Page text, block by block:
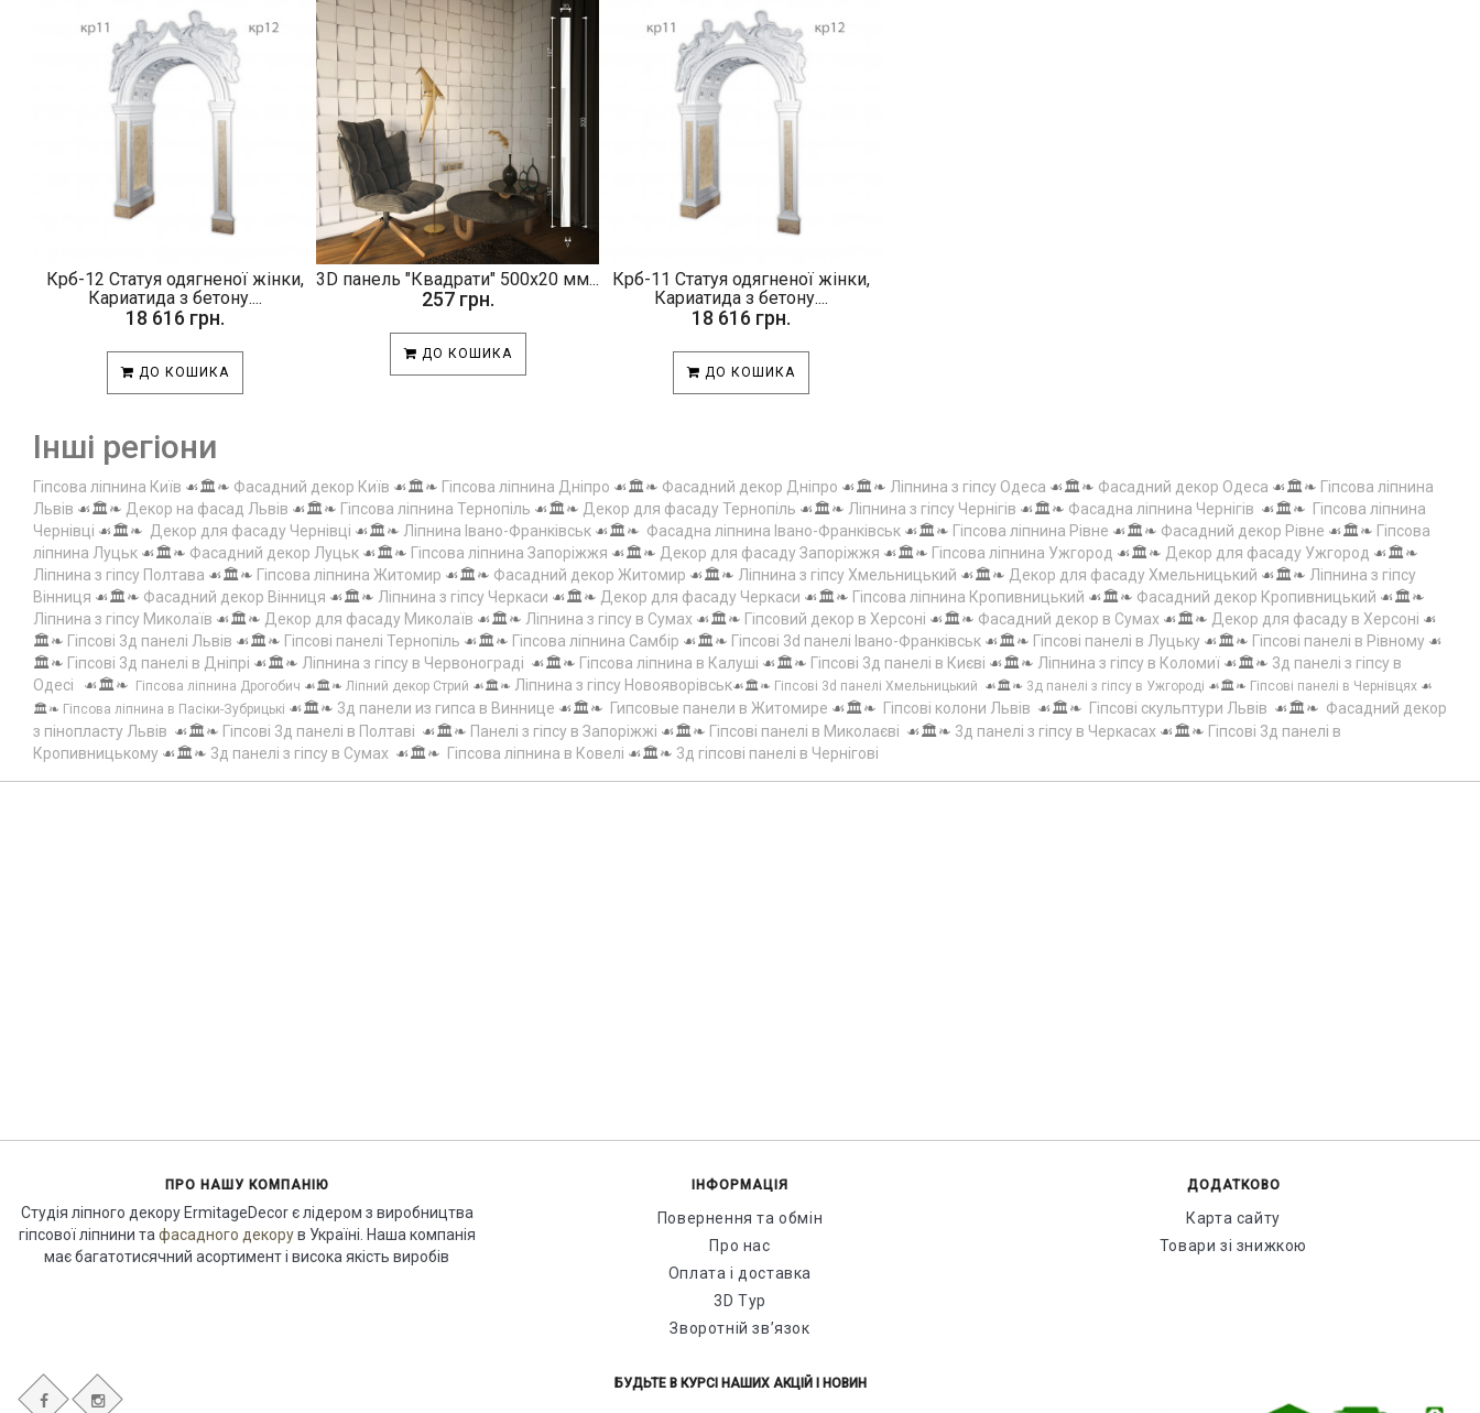
Крб-12 Статуя одягненої жінки,
Кариатида з бетону....
18 616 грн.
ДО КОШИКА
3D панель "Квадрати" 500х20 мм...
257 грн.
ДО КОШИКА
Крб-11 Статуя одягненої жінки,
Кариатида з бетону....
18 616 грн.
ДО КОШИКА
Інші регіони
Гіпсова ліпнина Київ ☙🏛️❧ Фасадний декор Київ ☙🏛️❧ Гіпсова ліпнина Дніпро ☙🏛️❧ Фасадний декор Дніпро ☙🏛️❧ Ліпнина з гіпсу Одеса ☙🏛️❧ Фасадний декор Одеса ☙🏛️❧ Гіпсова ліпнина
Львів ☙🏛️❧ Декор на фасад Львів ☙🏛️❧ Гіпсова ліпнина Тернопіль ☙🏛️❧ Декор для фасаду Тернопіль ☙🏛️❧ Ліпнина з гіпсу Чернігів ☙🏛️❧ Фасадна ліпнина Чернігів ☙🏛️❧ Гіпсова ліпнина
Чернівці ☙🏛️❧ Декор для фасаду Чернівці ☙🏛️❧ Ліпнина Івано-Франківськ ☙🏛️❧ Фасадна ліпнина Івано-Франківськ ☙🏛️❧ Гіпсова ліпнина Рівне ☙🏛️❧ Фасадний декор Рівне ☙🏛️❧ Гіпсова
ліпнина Луцьк ☙🏛️❧ Фасадний декор Луцьк ☙🏛️❧ Гіпсова ліпнина Запоріжжя ☙🏛️❧ Декор для фасаду Запоріжжя ☙🏛️❧ Гіпсова ліпнина Ужгород ☙🏛️❧ Декор для фасаду Ужгород ☙🏛️❧
Ліпнина з гіпсу Полтава ☙🏛️❧ Гіпсова ліпнина Житомир ☙🏛️❧ Фасадний декор Житомир ☙🏛️❧ Ліпнина з гіпсу Хмельницький ☙🏛️❧ Декор для фасаду Хмельницький ☙🏛️❧ Ліпнина з гіпсу
Вінниця ☙🏛️❧ Фасадний декор Вінниця ☙🏛️❧ Ліпнина з гіпсу Черкаси ☙🏛️❧ Декор для фасаду Черкаси ☙🏛️❧ Гіпсова ліпнина Кропивницький ☙🏛️❧ Фасадний декор Кропивницький ☙🏛️❧
Ліпнина з гіпсу Миколаїв ☙🏛️❧ Декор для фасаду Миколаїв ☙🏛️❧ Ліпнина з гіпсу в Сумах ☙🏛️❧ Гіпсовий декор в Херсоні ☙🏛️❧ Фасадний декор в Сумах ☙🏛️❧ Декор для фасаду в Херсоні ☙
🏛️❧ Гіпсові 3д панелі Львів ☙🏛️❧ Гіпсові панелі Тернопіль ☙🏛️❧ Гіпсова ліпнина Самбір ☙🏛️❧ Гіпсові 3d панелі Івано-Франківськ ☙🏛️❧ Гіпсові панелі в Луцьку ☙🏛️❧ Гіпсові панелі в Рівному ☙
🏛️❧ Гіпсові 3д панелі в Дніпрі ☙🏛️❧ Ліпнина з гіпсу в Червонограді ☙🏛️❧ Гіпсова ліпнина в Калуші ☙🏛️❧ Гіпсові 3д панелі в Києві ☙🏛️❧ Ліпнина з гіпсу в Коломиї ☙🏛️❧ 3д панелі з гіпсу в
Одесі ☙🏛️❧ Гіпсова ліпнина Дрогобич ☙🏛️❧ Ліпний декор Стрий ☙🏛️❧ Ліпнина з гіпсу Новояворівськ☙🏛️❧ Гіпсові 3d панелі Хмельницький ☙🏛️❧ 3д панелі з гіпсу в Ужгороді ☙🏛️❧ Гіпсові панелі в Чернівцях ☙
🏛️❧ Гіпсова ліпнина в Пасіки-Зубрицькі ☙🏛️❧ 3д панели из гипса в Виннице ☙🏛️❧ Гипсовые панели в Житомире ☙🏛️❧ Гіпсові колони Львів ☙🏛️❧ Гіпсові скульптури Львів ☙🏛️❧ Фасадний декор
з пінопласту Львів ☙🏛️❧ Гіпсові 3д панелі в Полтаві ☙🏛️❧ Панелі з гіпсу в Запоріжжі ☙🏛️❧ Гіпсові панелі в Миколаєві ☙🏛️❧ 3д панелі з гіпсу в Черкасах ☙🏛️❧ Гіпсові 3д панелі в
Кропивницькому ☙🏛️❧ 3д панелі з гіпсу в Сумах ☙🏛️❧ Гіпсова ліпнина в Ковелі ☙🏛️❧ 3д гіпсові панелі в Чернігові
ПРО НАШУ КОМПАНІЮ
Студія ліпного декору ErmitageDecor є лідером з виробництва
гіпсової ліпнини та фасадного декорув Україні. Наша компанія
має багатотисячний асортимент і висока якість виробів
ІНФОРМАЦІЯ
Повернення та обмін
Про нас
Оплата і доставка
3D Тур
Зворотній зв’язок
ДОДАТКОВО
Карта сайту
Товари зі знижкою
БУДЬТЕ В КУРСІ НАШИХ АКЦІЙ І НОВИН